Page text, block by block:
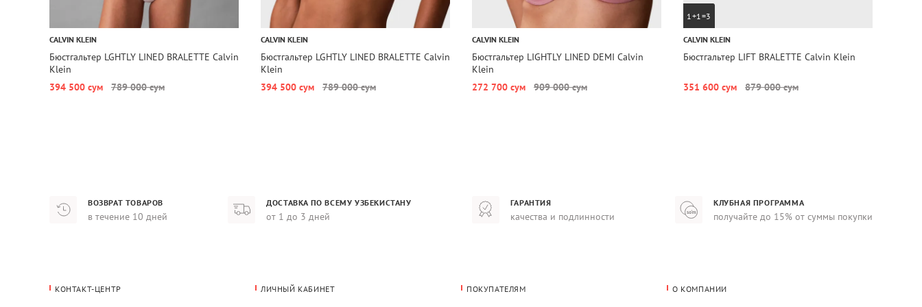
CALVIN KLEIN
Бюстгальтер LGHTLY LINED BRALETTE Calvin
Klein
394 500 сум
789 000 сум
CALVIN KLEIN
Бюстгальтер LGHTLY LINED BRALETTE Calvin
Klein
394 500 сум
789 000 сум
CALVIN KLEIN
Бюстгальтер LIGHTLY LINED DEMI Calvin
Klein
272 700 сум
909 000 сум
1+1=3
CALVIN KLEIN
Бюстгальтер LIFT BRALETTE Calvin Klein
351 600 сум 879 000 сум
ВОЗВРАТ ТОВАРОВ
в течение 10 дней
ДОСТАВКА ПО ВСЕМУ УЗБЕКИСТАНУ
от 1 до 3 дней
ГАРАНТИЯ
качества и подлинности
КЛУБНАЯ ПРОГРАММА
получайте до 15% от суммы покупки
КОНТАКТ-ЦЕНТР ЛИЧНЫЙ КАБИНЕТ ПОКУПАТЕЛЯМ О КОМПАНИИ